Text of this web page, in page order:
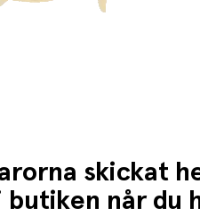
skickat
når du